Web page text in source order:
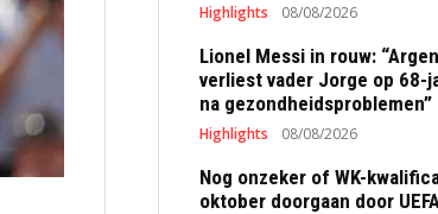
Highlights 08/08/2026
Lionel Messi in rouw:
verliest vader Jorge op 68-
na gezondheidsproblemen”
Highlights 08/08/2026
Nog onzeker of WK-
oktober doorgaan door